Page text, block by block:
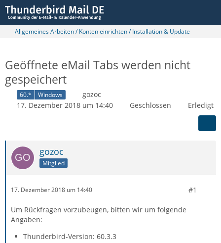
Allgemeines Arbeiten / Konten einrichten / Installation & Update
Geöffnete eMail Tabs werden nicht
gespeichert
60.* Windows
gozoc
17. Dezember 2018 um 14:40
Geschlossen Erledigt
gozoc
Mitglied
17. Dezember 2018 um 14:40 #1
Um Rückfragen vorzubeugen, bitten wir um folgende
Angaben:
Thunderbird-Version: 60.3.3